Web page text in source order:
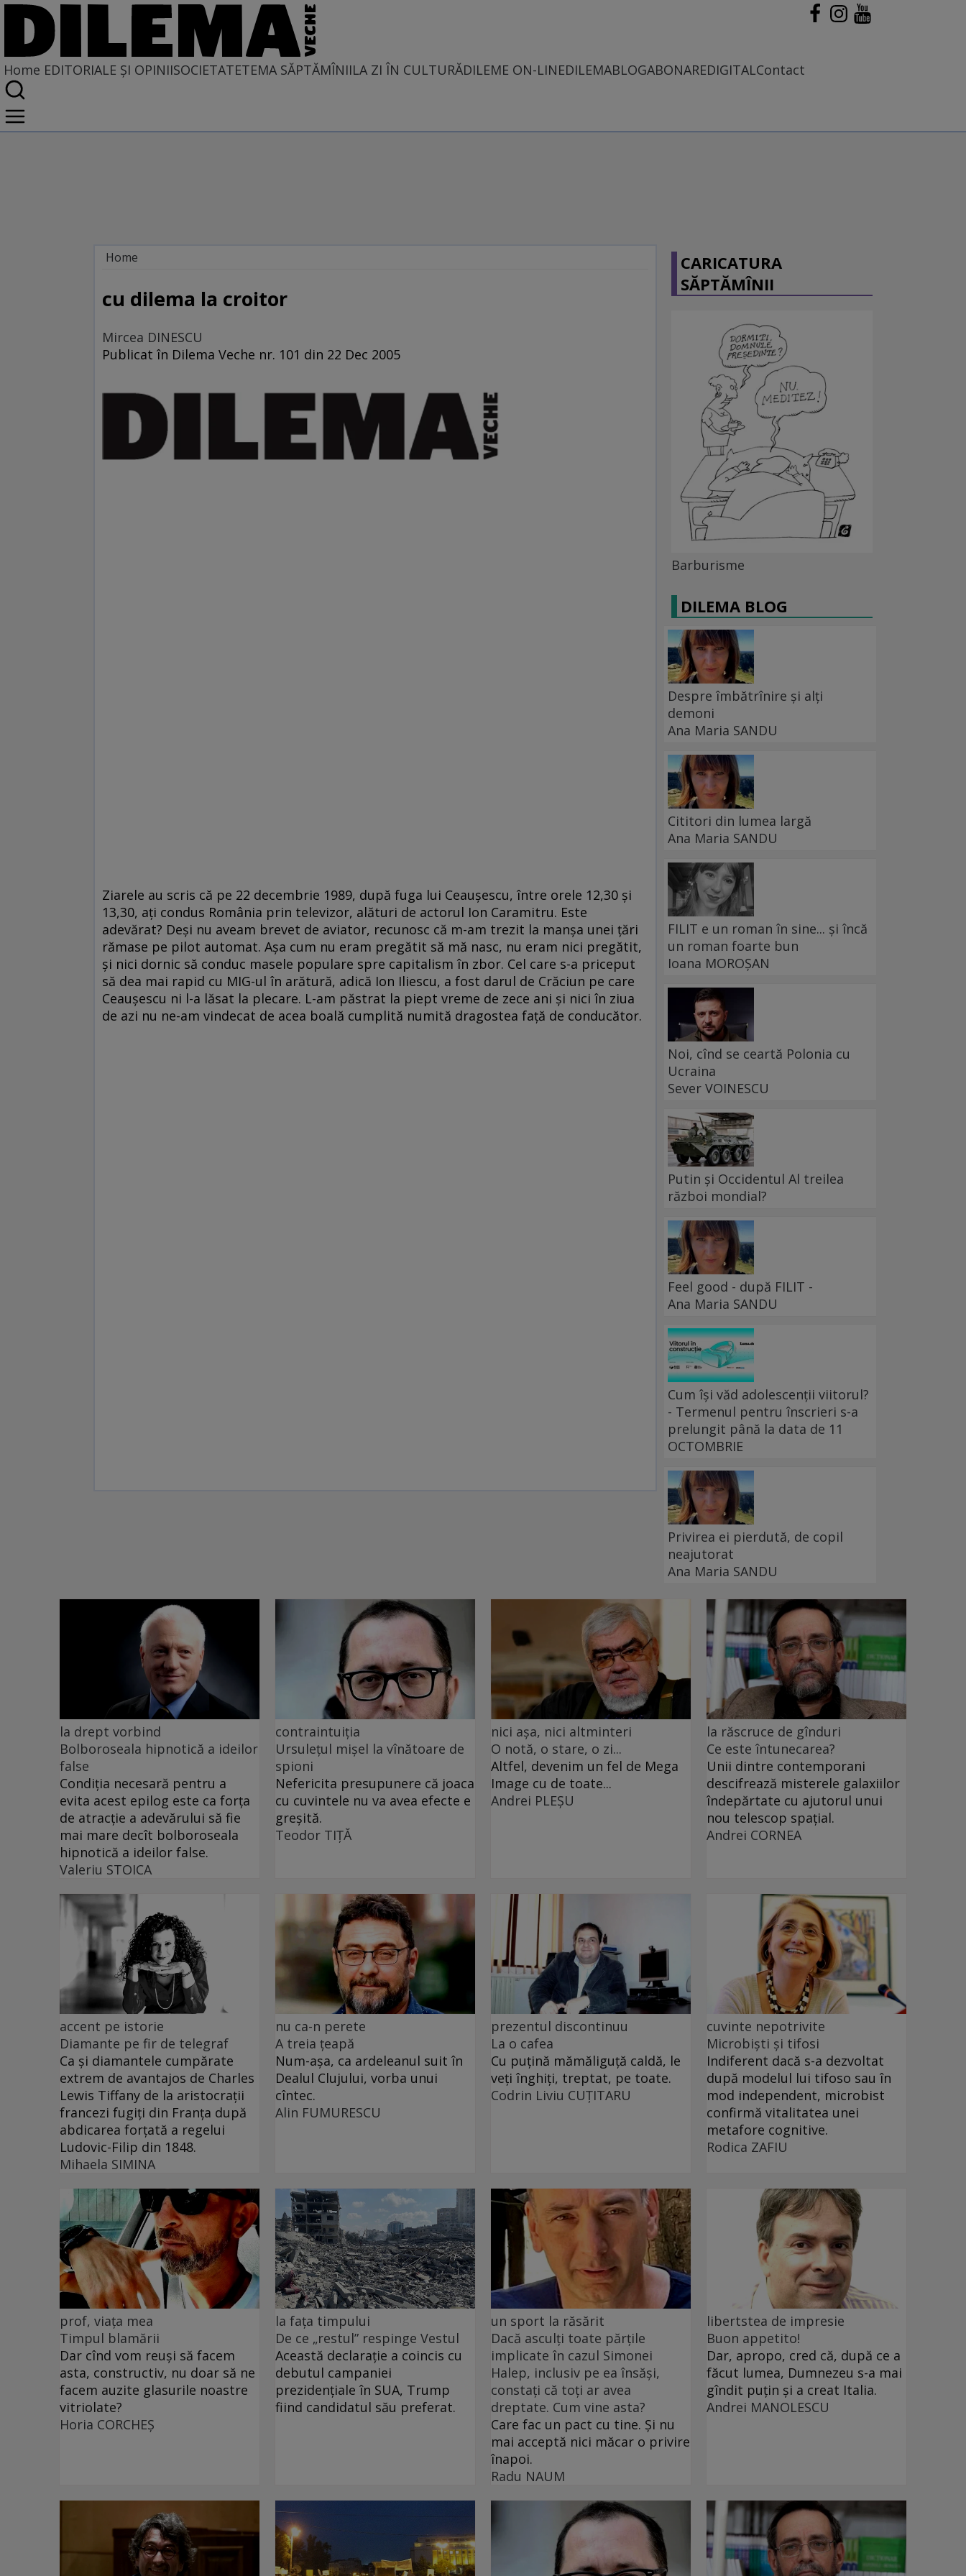
Home EDITORIALE ȘI OPINIISOCIETATETEMA SĂPTĂMÎNIILA ZI ÎN CULTURĂDILEME ON-LINEDILEMABLOGABONAREDIGITALContact
Home
SITUAȚIUNEA
cu dilema la croitor
Mircea DINESCU
Publicat în Dilema Veche nr. 101 din 22 Dec 2005
Ziarele au scris că pe 22 decembrie 1989, după fuga lui Ceauşescu, între orele 12,30 şi
13,30, aţi condus România prin televizor, alături de actorul Ion Caramitru. Este
adevărat? Deşi nu aveam brevet de aviator, recunosc că m-am trezit la manşa unei ţări
rămase pe pilot automat. Aşa cum nu eram pregătit să mă nasc, nu eram nici pregătit,
şi nici dornic să conduc masele populare spre capitalism în zbor. Cel care s-a priceput
să dea mai rapid cu MIG-ul în arătură, adică Ion Iliescu, a fost darul de Crăciun pe care
Ceauşescu ni l-a lăsat la plecare. L-am păstrat la piept vreme de zece ani şi nici în ziua
de azi nu ne-am vindecat de acea boală cumplită numită dragostea faţă de conducător.
CARICATURA
SĂPTĂMÎNII
Barburisme
DILEMA BLOG
Despre îmbătrînire și alți
demoni
Ana Maria SANDU
Cititori din lumea largă
Ana Maria SANDU
FILIT e un roman în sine... și încă
un roman foarte bun
Ioana MOROȘAN
Noi, cînd se ceartă Polonia cu
Ucraina
Sever VOINESCU
Putin și Occidentul Al treilea
război mondial?
Feel good - după FILIT -
Ana Maria SANDU
Cum își văd adolescenții viitorul?
- Termenul pentru înscrieri s-a
prelungit până la data de 11
OCTOMBRIE
Privirea ei pierdută, de copil
neajutorat
Ana Maria SANDU
la drept vorbind
Bolboroseala hipnotică a ideilor
false
Condiția necesară pentru a
evita acest epilog este ca forța
de atracție a adevărului să fie
mai mare decît bolboroseala
hipnotică a ideilor false.
Valeriu STOICA
contraintuiția
Ursulețul mișel la vînătoare de
spioni
Nefericita presupunere că joaca
cu cuvintele nu va avea efecte e
greșită.
Teodor TIŢĂ
nici așa, nici altminteri
O notă, o stare, o zi...
Altfel, devenim un fel de Mega
Image cu de toate...
Andrei PLEŞU
la răscruce de gînduri
Ce este întunecarea?
Unii dintre contemporani
descifrează misterele galaxiilor
îndepărtate cu ajutorul unui
nou telescop spațial.
Andrei CORNEA
accent pe istorie
Diamante pe fir de telegraf
Ca și diamantele cumpărate
extrem de avantajos de Charles
Lewis Tiffany de la aristocrații
francezi fugiți din Franța după
abdicarea forțată a regelui
Ludovic-Filip din 1848.
Mihaela SIMINA
nu ca-n perete
A treia țeapă
Num-așa, ca ardeleanul suit în
Dealul Clujului, vorba unui
cîntec.
Alin FUMURESCU
prezentul discontinuu
La o cafea
Cu puţină mămăliguţă caldă, le
veţi înghiţi, treptat, pe toate.
Codrin Liviu CUŢITARU
cuvinte nepotrivite
Microbiști și tifosi
Indiferent dacă s-a dezvoltat
după modelul lui tifoso sau în
mod independent, microbist
confirmă vitalitatea unei
metafore cognitive.
Rodica ZAFIU
prof, viața mea
Timpul blamării
Dar cînd vom reuși să facem
asta, constructiv, nu doar să ne
facem auzite glasurile noastre
vitriolate?
Horia CORCHEŞ
la fața timpului
De ce „restul” respinge Vestul
Această declarație a coincis cu
debutul campaniei
prezidențiale în SUA, Trump
fiind candidatul său preferat.
un sport la răsărit
Dacă asculți toate părțile
implicate în cazul Simonei
Halep, inclusiv pe ea însăși,
constați că toți ar avea
dreptate. Cum vine asta?
Care fac un pact cu tine. Și nu
mai acceptă nici măcar o privire
înapoi.
Radu NAUM
libertstea de impresie
Buon appetito!
Dar, apropo, cred că, după ce a
făcut lumea, Dumnezeu s-a mai
gîndit puțin și a creat Italia.
Andrei MANOLESCU